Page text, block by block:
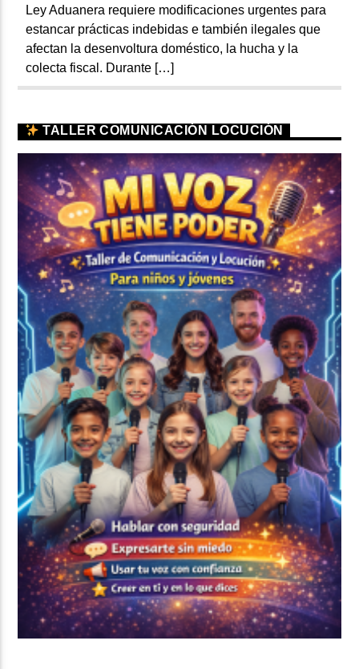
Ley Aduanera requiere modificaciones urgentes para
estancar prácticas indebidas e también ilegales que
afectan la desenvoltura doméstico, la hucha y la
colecta fiscal. Durante […]
TALLER COMUNICACIÓN LOCUCIÓN